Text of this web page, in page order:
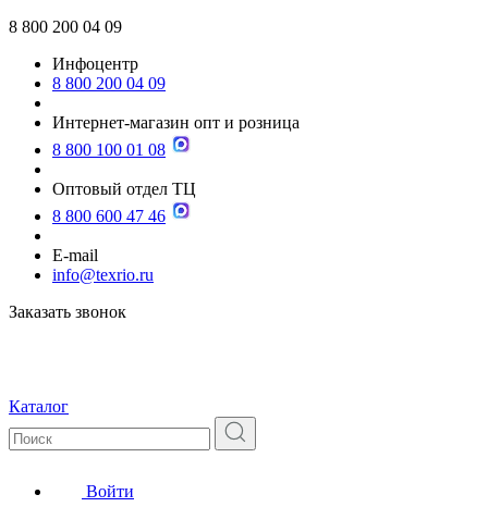
8 800 200 04 09
Инфоцентр
8 800 200 04 09
Интернет-магазин опт и розница
8 800 100 01 08
Оптовый отдел ТЦ
8 800 600 47 46
E-mail
info@texrio.ru
Заказать звонок
Каталог
Войти